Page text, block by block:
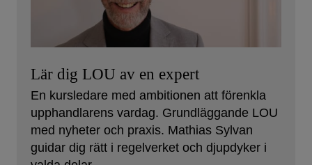
Lär dig LOU av en expert
En kursledare med ambitionen att förenkla
upphandlarens vardag. Grundläggande LOU
med nyheter och praxis. Mathias Sylvan
guidar dig rätt i regelverket och djupdyker i